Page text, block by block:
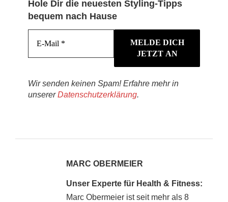
Hole Dir die neuesten Styling-Tipps
bequem nach Hause
Wir senden keinen Spam! Erfahre mehr in
unsererDatenschutzerklärung.
MARC OBERMEIER
Unser Experte für Health & Fitness:
Marc Obermeier ist seit mehr als 8